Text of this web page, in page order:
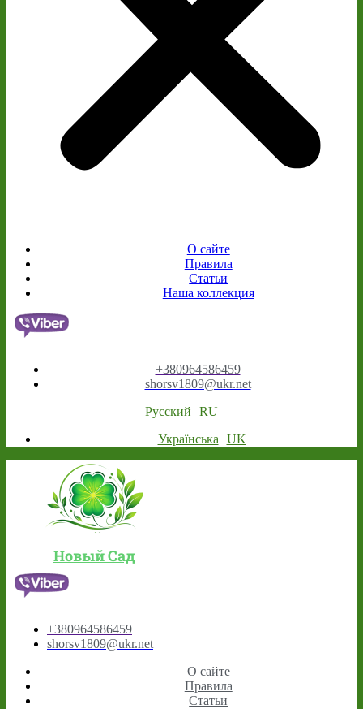
О сайте
Правила
Статьи
Наша коллекция
+380964586459
shorsv1809@ukr.net
Русский
RU
Українська
UK
Новый Сад
+380964586459
shorsv1809@ukr.net
О сайте
Правила
Статьи